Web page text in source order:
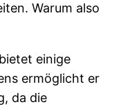
Warum also
einige
ermöglicht er
da die